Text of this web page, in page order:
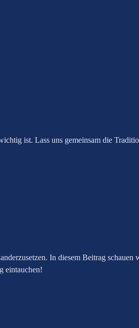
ist. Lass uns gemeinsam die
In diesem Beitrag
eintauchen!